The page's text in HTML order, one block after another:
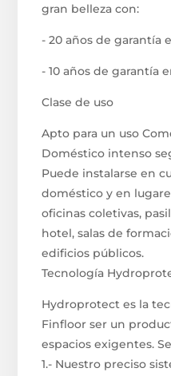
gran belleza con:
- 20 años de garantía
- 10 años de garantía
Clase de uso
Apto para un uso
Doméstico intenso
Puede instalarse en
doméstico y en
oficinas coletivas,
hotel, salas de
edificios públicos.
Tecnología
Hydroprotect es la
Finfloor ser un
espacios exigentes.
1.- Nuestro preciso